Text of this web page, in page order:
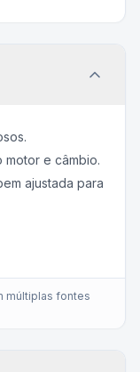
e câmbio.
ajustada para
múltiplas fontes